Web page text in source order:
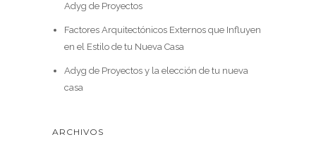
Adyg de Proyectos
Factores Arquitectónicos Externos que Influyen
en el Estilo de tu Nueva Casa
Adyg de Proyectos y la elección de tu nueva
casa
ARCHIVOS